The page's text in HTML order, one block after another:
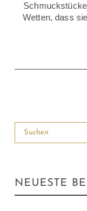
NEUESTE
Wetten, dass